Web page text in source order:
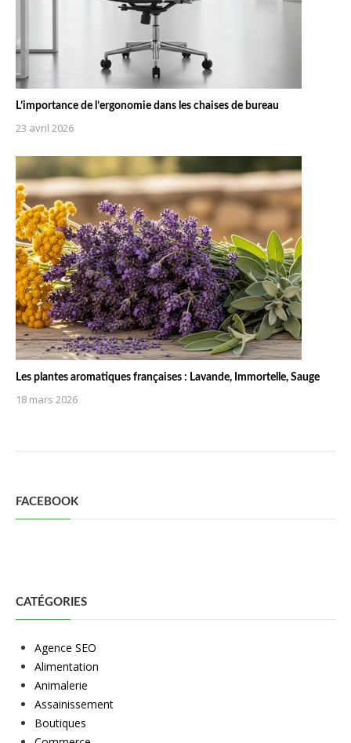
L’importance de l’ergonomie dans les chaises de bureau
23 avril 2026
Les plantes aromatiques françaises : Lavande, Immortelle, Sauge
18 mars 2026
FACEBOOK
CATÉGORIES
Agence SEO
Alimentation
Animalerie
Assainissement
Boutiques